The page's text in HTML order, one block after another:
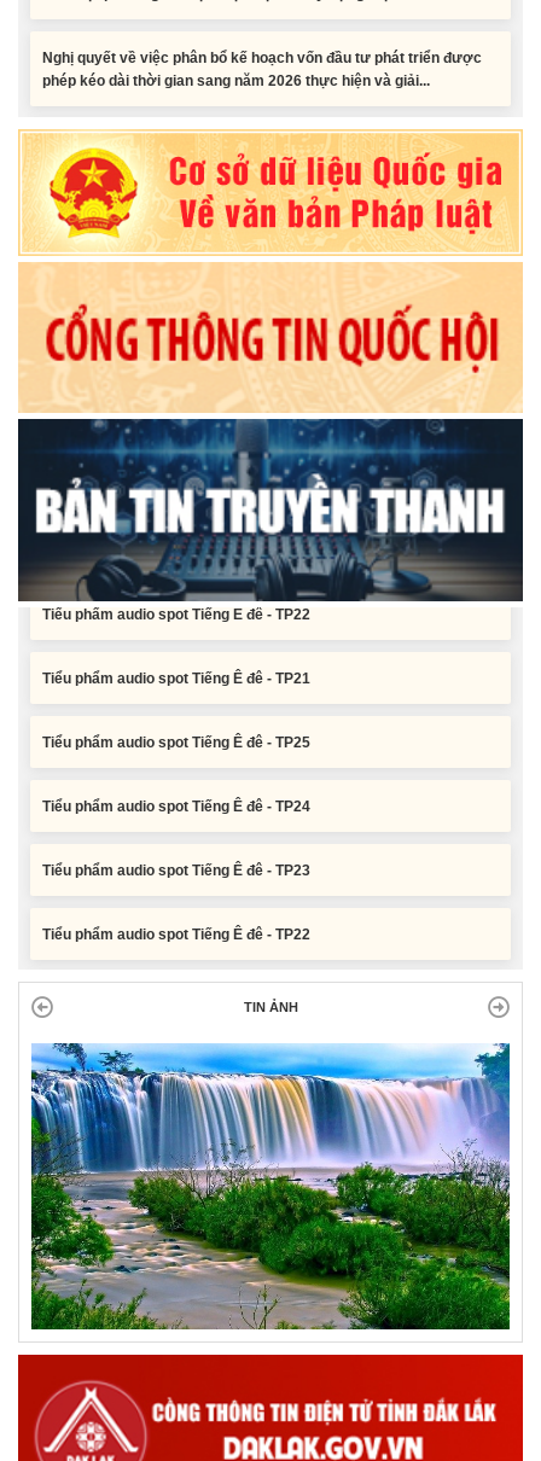
Nghị quyết về việc phân bổ kế hoạch vốn đầu tư phát triển được
phép kéo dài thời gian sang năm 2026 thực hiện và giải...
Nghị quyết Vê việc điều chinh và phân bổ chi tiết kế hoạch đầu tư
công năm 2026 nguồn vốn ngân sách địa phương (đợt 2)
Nghị quyết Về chất vấn tại Kỳ họp thứ Hai, Hội đồng nhân dân tỉnh
Đắk Lắk khóa XI, nhiệm kỳ 2026 - 2031
Nghị quyết Xác nhận kết quả bầu Ủy viên Ủy ban nhân dân tỉnh
Đắk Lắk khoá XI, nhiệm kỳ 2026 - 2031
Tiểu phẩm audio spot Tiếng Ê đê - TP25
Tiểu phẩm audio spot Tiếng Ê đê - TP24
Tiểu phẩm audio spot Tiếng Ê đê - TP23
Tiểu phẩm audio spot Tiếng Ê đê - TP22
TIN ẢNH